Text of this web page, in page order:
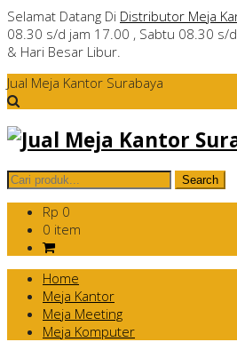
Selamat Datang Di Distributor Meja
08.30 s/d jam 17.00 , Sabtu 08.30 s/
& Hari Besar Libur.
Jual Meja Kantor Surabaya
Rp 0
0 item
Home
Meja Kantor
Meja Meeting
Meja Komputer